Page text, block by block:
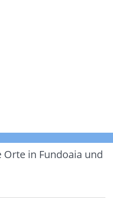
in Fundoaia und